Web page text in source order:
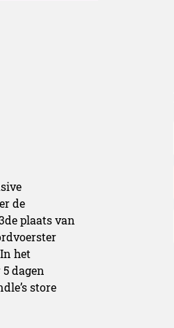
de
plaats van
het
dagen
store